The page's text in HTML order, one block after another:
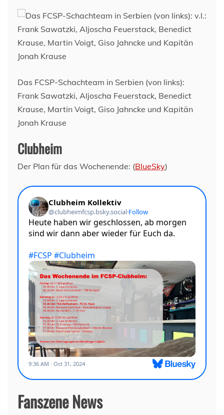
Das FCSP-Schachteam in Serbien (von links):
Frank Sawatzki, Aljoscha Feuerstack, Benedict
Krause, Martin Voigt, Giso Jahncke und Kapitän
Jonah Krause
Clubheim
Der Plan für das Wochenende: (BlueSky)
Fanszene News